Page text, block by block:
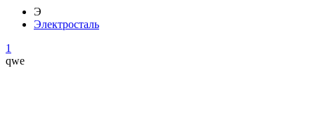
Э
Электросталь
1
qwe